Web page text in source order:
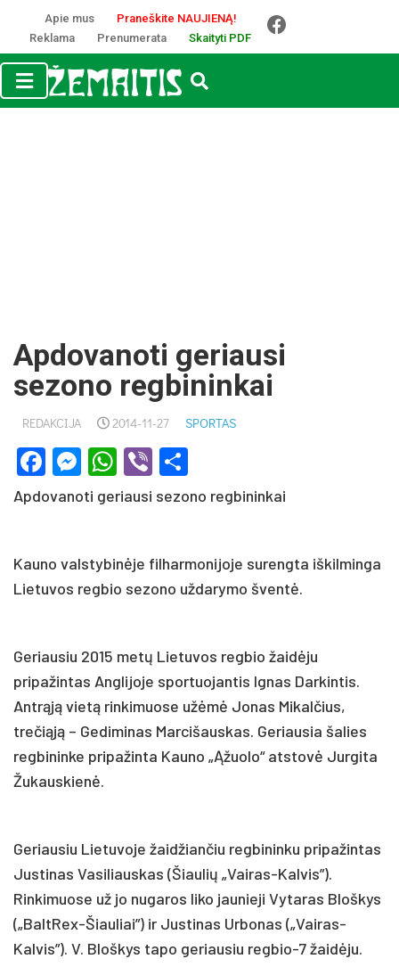
Apie mus
Praneškite NAUJIENĄ!
Reklama
Prenumerata Skaityti PDF
Apdovanoti geriausi
sezono regbininkai
REDAKCIJA 2014-11-27 SPORTAS
Facebook
Messenger
WhatsApp
Viber
Apdovanoti geriausi sezono regbininkai
Kauno valstybinėje filharmonijoje surengta iškilminga
Lietuvos regbio sezono uždarymo šventė.
Geriausiu 2015 metų Lietuvos regbio žaidėju
pripažintas Anglijoje sportuojantis Ignas Darkintis.
Antrąją vietą rinkimuose užėmė Jonas Mikalčius,
trečiąją – Gediminas Marcišauskas. Geriausia šalies
regbininke pripažinta Kauno „Ąžuolo“ atstovė Jurgita
Žukauskienė.
Geriausiu Lietuvoje žaidžiančiu regbininku pripažintas
Justinas Vasiliauskas (Šiaulių „Vairas-Kalvis”).
Rinkimuose už jo nugaros liko jaunieji Vytaras Bloškys
(„BaltRex-Šiauliai”) ir Justinas Urbonas („Vairas-
Kalvis”). V. Bloškys tapo geriausiu regbio-7 žaidėju.